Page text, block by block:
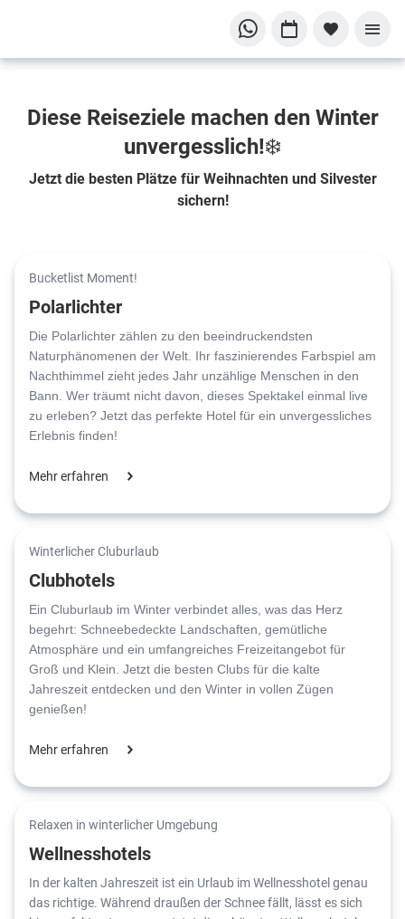
Diese Reiseziele machen den Winter
unvergesslich!❄️
Jetzt die besten Plätze für Weihnachten und Silvester
sichern!
Bucketlist Moment!
Polarlichter
Die Polarlichter zählen zu den beeindruckendsten
Naturphänomenen der Welt. Ihr faszinierendes Farbspiel am
Nachthimmel zieht jedes Jahr unzählige Menschen in den
Bann. Wer träumt nicht davon, dieses Spektakel einmal live
zu erleben? Jetzt das perfekte Hotel für ein unvergessliches
Erlebnis finden!
Mehr erfahren
Winterlicher Cluburlaub
Clubhotels
Ein Cluburlaub im Winter verbindet alles, was das Herz
begehrt: Schneebedeckte Landschaften, gemütliche
Atmosphäre und ein umfangreiches Freizeitangebot für
Groß und Klein. Jetzt die besten Clubs für die kalte
Jahreszeit entdecken und den Winter in vollen Zügen
genießen!
Mehr erfahren
Relaxen in winterlicher Umgebung
Wellnesshotels
In der kalten Jahreszeit ist ein Urlaub im Wellnesshotel genau
das richtige. Während draußen der Schnee fällt, lässt es sich